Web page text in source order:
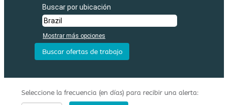
Buscar por ubicación
Mostrar más opciones
Seleccione la frecuencia (en días) para recibir una alerta: